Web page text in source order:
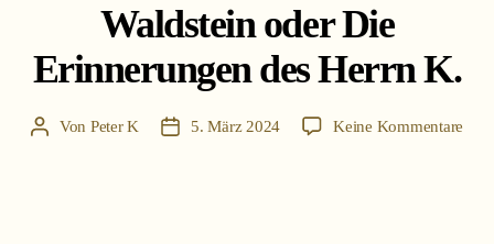
Waldstein oder Die
Erinnerungen des Herrn K.
Beitragsautor
Von Peter K Beitragsdatum
5. März 2024 Keine Kommentare